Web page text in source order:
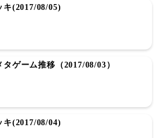
キ(2017/08/05)
タゲーム推移（2017/08/03）
キ(2017/08/04)